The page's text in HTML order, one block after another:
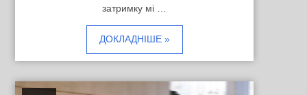
затримку мі …
ДОКЛАДНІШЕ »